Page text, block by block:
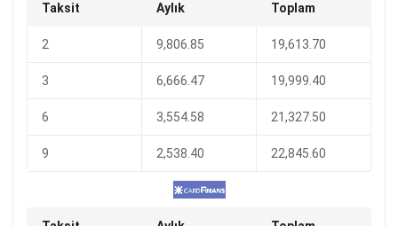
Taksit Aylık Toplam
2 9,806.85 19,613.70
3 6,666.47 19,999.40
6 3,554.58 21,327.50
9 2,538.40 22,845.60